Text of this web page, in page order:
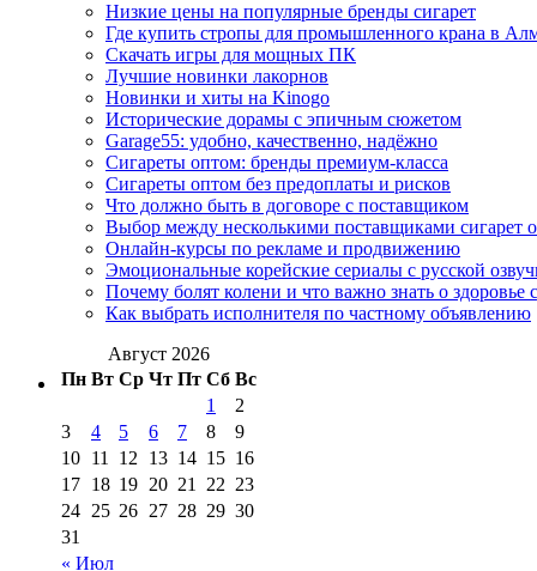
Низкие цены на популярные бренды сигарет
Где купить стропы для промышленного крана в
Скачать игры для мощных ПК
Лучшие новинки лакорнов
Новинки и хиты на Kinogo
Исторические дорамы с эпичным сюжетом
Garage55: удобно, качественно, надёжно
Сигареты оптом: бренды премиум-класса
Сигареты оптом без предоплаты и рисков
Что должно быть в договоре с поставщиком
Выбор между несколькими поставщиками сигарет
Онлайн-курсы по рекламе и продвижению
Эмоциональные корейские сериалы с русской
Почему болят колени и что важно знать о здоровье
Как выбрать исполнителя по частному объявлению
Август 2026
Пн Вт Ср Чт Пт Сб Вс
« Июл
1
2
3
4 5 6 7 8
9
10 11 12 13 14 15 16
17 18 19 20 21 22 23
24 25 26 27 28 29 30
31